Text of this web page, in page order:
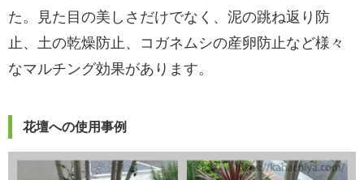
た。見た目の美しさだけでなく、泥の跳ね返り防
止、土の乾燥防止、コガネムシの産卵防止など様々
なマルチング効果があります。
花壇への使用事例